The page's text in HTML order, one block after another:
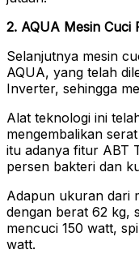
2. AQUA Mesin Cuci
Selanjutnya mesin
AQUA, yang telah
Inverter, sehingga
Alat teknologi ini
mengembalikan
itu adanya fitur ABT
persen bakteri dan
Adapun ukuran dari
dengan berat 62 kg,
mencuci 150 watt,
watt.